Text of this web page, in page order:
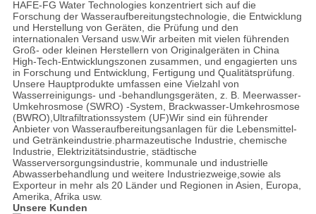
HAFE-FG Water Technologies konzentriert sich auf die
Forschung der Wasseraufbereitungstechnologie, die Entwicklung
und Herstellung von Geräten, die Prüfung und den
internationalen Versand usw.Wir arbeiten mit vielen führenden
Groß- oder kleinen Herstellern von Originalgeräten in China
High-Tech-Entwicklungszonen zusammen, und engagierten uns
in Forschung und Entwicklung, Fertigung und Qualitätsprüfung.
Unsere Hauptprodukte umfassen eine Vielzahl von
Wasserreinigungs- und -behandlungsgeräten, z. B. Meerwasser-
Umkehrosmose (SWRO) -System, Brackwasser-Umkehrosmose
(BWRO),Ultrafiltrationssystem (UF)Wir sind ein führender
Anbieter von Wasseraufbereitungsanlagen für die Lebensmittel-
und Getränkeindustrie.pharmazeutische Industrie, chemische
Industrie, Elektrizitätsindustrie, städtische
Wasserversorgungsindustrie, kommunale und industrielle
Abwasserbehandlung und weitere Industriezweige,sowie als
Exporteur in mehr als 20 Länder und Regionen in Asien, Europa,
Amerika, Afrika usw.
Unsere Kunden